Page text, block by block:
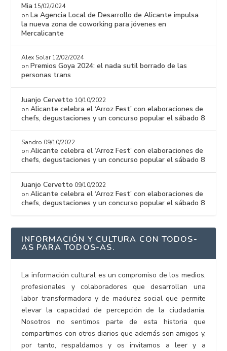
Mia 15/02/2024
on La Agencia Local de Desarrollo de Alicante impulsa
la nueva zona de coworking para jóvenes en
Mercalicante
Alex Solar 12/02/2024
on Premios Goya 2024: el nada sutil borrado de las
personas trans
Juanjo Cervetto 10/10/2022
onAlicante celebra el ‘Arroz Fest’ con elaboraciones de
chefs, degustaciones y un concurso popular el sábado 8
Sandro 09/10/2022
onAlicante celebra el ‘Arroz Fest’ con elaboraciones de
chefs, degustaciones y un concurso popular el sábado 8
Juanjo Cervetto 09/10/2022
onAlicante celebra el ‘Arroz Fest’ con elaboraciones de
chefs, degustaciones y un concurso popular el sábado 8
INFORMACIÓN Y CULTURA CON TODOS-
AS PARA TODOS-AS.
La información cultural es un compromiso de los medios,
profesionales y colaboradores que desarrollan una
labor transformadora y de madurez social que permite
elevar la capacidad de percepción de la ciudadanía.
Nosotros no sentimos parte de esta historia que
compartimos con otros diarios que además son amigos y,
por tanto, respaldamos y os invitamos a leer y a